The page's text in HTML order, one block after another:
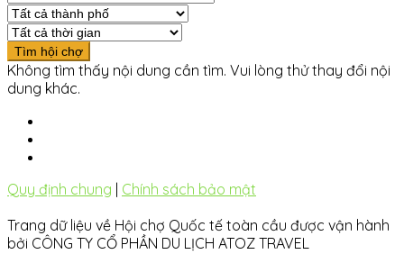
Không tìm thấy nội dung cần tìm. Vui lòng thử thay đổi nội
dung khác.
Quy định chung
Chính sách bảo mật
Trang dữ liệu về Hội chợ Quốc tế toàn cầu được vận hành
bởi CÔNG TY CỔ PHẦN DU LỊCH ATOZ TRAVEL